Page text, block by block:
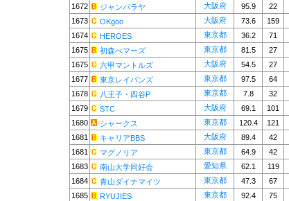
1672
ジャンバラヤ 大阪府 95.9 22
1673
OKgoo 大阪府 73.6 159
1674
HEROES 東京都 36.2 71
1675
初森べマーズ 東京都 81.5 27
1675
六甲マントルズ 大阪府 54.5 27
1677
東京レイバンズ 東京都 97.5 64
1678
八王子・四谷P 東京都 7.8 32
1679
STC 大阪府 69.1 101
1680
シャークス 東京都 120.4 121
1681
キャリアBBS 大阪府 89.4 42
1681
マグノリア 東京都 64.9 42
1683
南山大学同好会 愛知県 62.1 119
1684
青山ダイナマイツ 東京都 47.3 67
1685
RYUJIES 東京都 92.4 75